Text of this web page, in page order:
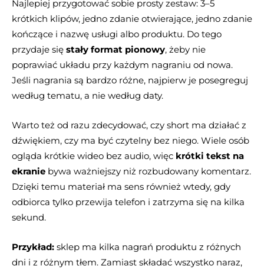
Najlepiej przygotować sobie prosty zestaw: 3–5
krótkich klipów, jedno zdanie otwierające, jedno zdanie
kończące i nazwę usługi albo produktu. Do tego
przydaje się stały format pionowy, żeby nie
poprawiać układu przy każdym nagraniu od nowa.
Jeśli nagrania są bardzo różne, najpierw je posegreguj
według tematu, a nie według daty.
Warto też od razu zdecydować, czy short ma działać z
dźwiękiem, czy ma być czytelny bez niego. Wiele osób
ogląda krótkie wideo bez audio, więc krótki tekst na
ekranie bywa ważniejszy niż rozbudowany komentarz.
Dzięki temu materiał ma sens również wtedy, gdy
odbiorca tylko przewija telefon i zatrzyma się na kilka
sekund.
Przykład: sklep ma kilka nagrań produktu z różnych
dni i z różnym tłem. Zamiast składać wszystko naraz,